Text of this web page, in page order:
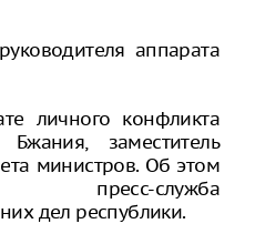
аппарата
личного конфликта
заместитель
министров. Об этом
пресс-служба
дел республики.